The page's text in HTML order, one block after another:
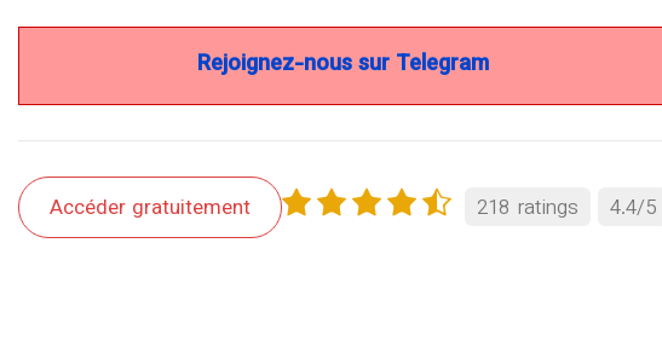
Rejoignez-nous sur Telegram
Accéder gratuitement 4.4/5
218 ratings